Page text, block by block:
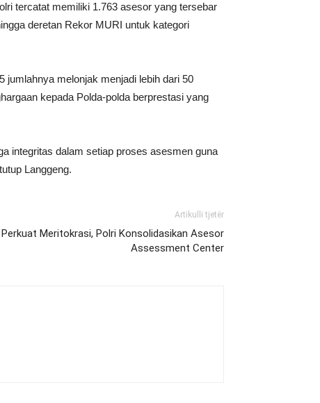
tercatat memiliki 1.763 asesor yang tersebar
deretan Rekor MURI untuk kategori
jumlahnya melonjak menjadi lebih dari 50
kepada Polda-polda berprestasi yang
integritas dalam setiap proses asesmen guna
Langgeng.
Artikulli tjetër
Meritokrasi, Polri Konsolidasikan Asesor
Assessment Center